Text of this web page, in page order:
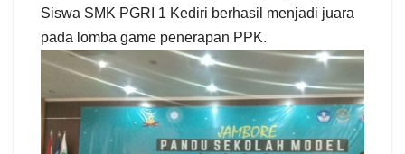
Siswa SMK PGRI 1 Kediri berhasil menjadi juara
pada lomba game penerapan PPK.